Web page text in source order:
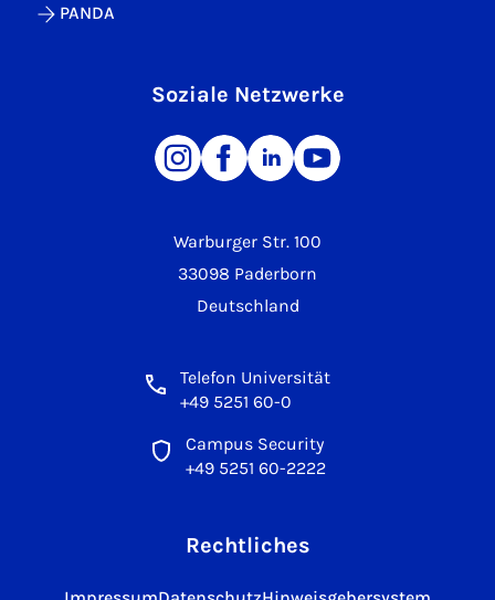
Warburger Str. 100
33098 Paderborn
Deutschland
Telefon Universität
+49 5251 60-0
Campus Security
+49 5251 60-2222
PANDA
Soziale Netzwerke
Rechtliches